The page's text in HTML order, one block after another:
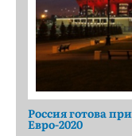
Россия готова
Евро-2020